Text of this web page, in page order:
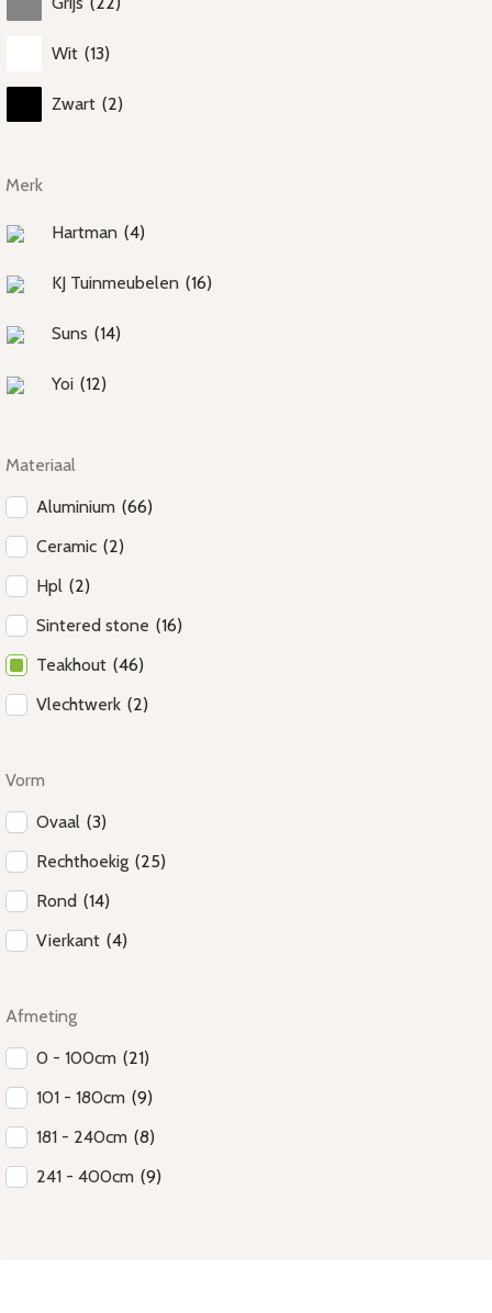
Wit (13)
Zwart (2)
Merk
Hartman (4)
KJ Tuinmeubelen (16)
Suns (14)
Yoi (12)
Materiaal
Aluminium (66)
Ceramic (2)
Hpl (2)
Sintered stone (16)
Teakhout (46)
Vlechtwerk (2)
Vorm
Ovaal (3)
Rechthoekig (25)
Rond (14)
Vierkant (4)
Afmeting
0 - 100cm (21)
101 - 180cm (9)
181 - 240cm (8)
241 - 400cm (9)